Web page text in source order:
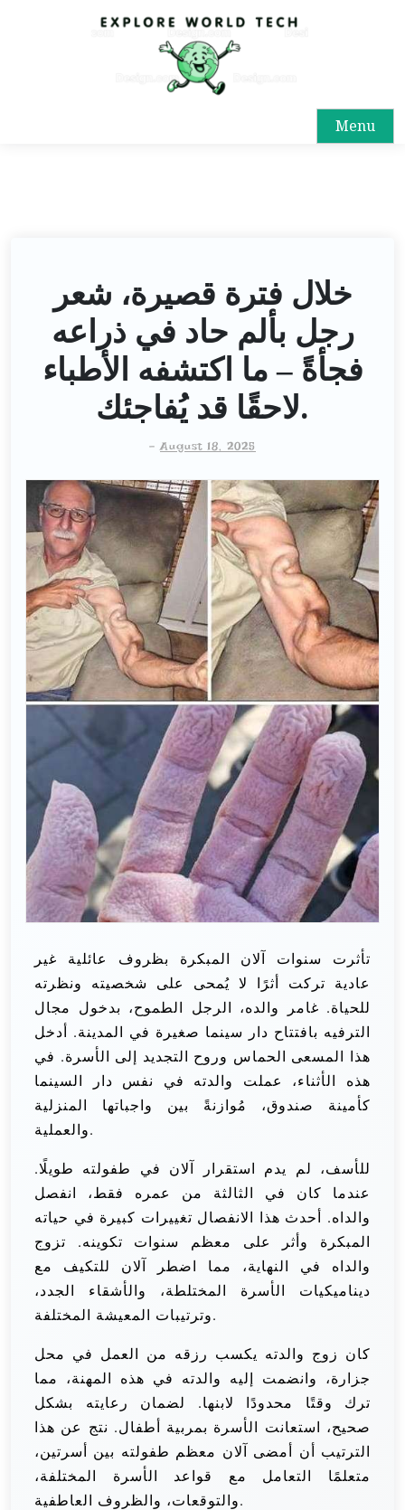
Menu
خلال فترة قصيرة، شعر
رجل بألم حاد في ذراعه
فجأةً – ما اكتشفه الأطباء
لاحقًا قد يُفاجئك.
-August 18, 2025
تأثرت سنوات آلان المبكرة بظروف عائلية غير
عادية تركت أثرًا لا يُمحى على شخصيته ونظرته
للحياة. غامر والده، الرجل الطموح، بدخول مجال
الترفيه بافتتاح دار سينما صغيرة في المدينة. أدخل
هذا المسعى الحماس وروح التجديد إلى الأسرة. في
هذه الأثناء، عملت والدته في نفس دار السينما
كأمينة صندوق، مُوازنةً بين واجباتها المنزلية
والعملية.
للأسف، لم يدم استقرار آلان في طفولته طويلًا.
عندما كان في الثالثة من عمره فقط، انفصل
والداه. أحدث هذا الانفصال تغييرات كبيرة في حياته
المبكرة وأثر على معظم سنوات تكوينه. تزوج
والداه في النهاية، مما اضطر آلان للتكيف مع
ديناميكيات الأسرة المختلطة، والأشقاء الجدد،
وترتيبات المعيشة المختلفة.
كان زوج والدته يكسب رزقه من العمل في محل
جزارة، وانضمت إليه والدته في هذه المهنة، مما
ترك وقتًا محدودًا لابنها. لضمان رعايته بشكل
صحيح، استعانت الأسرة بمربية أطفال. نتج عن هذا
الترتيب أن أمضى آلان معظم طفولته بين أسرتين،
متعلمًا التعامل مع قواعد الأسرة المختلفة،
والتوقعات، والظروف العاطفية.